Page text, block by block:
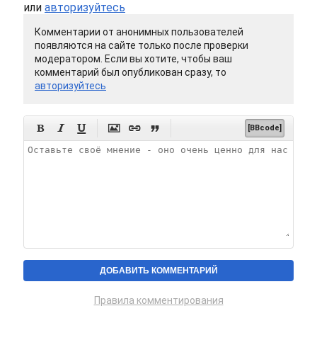
или авторизуйтесь
Комментарии от анонимных пользователей
появляются на сайте только после проверки
модератором. Если вы хотите, чтобы ваш
комментарий был опубликован сразу, то
авторизуйтесь
      [BBcode]
Правила комментирования